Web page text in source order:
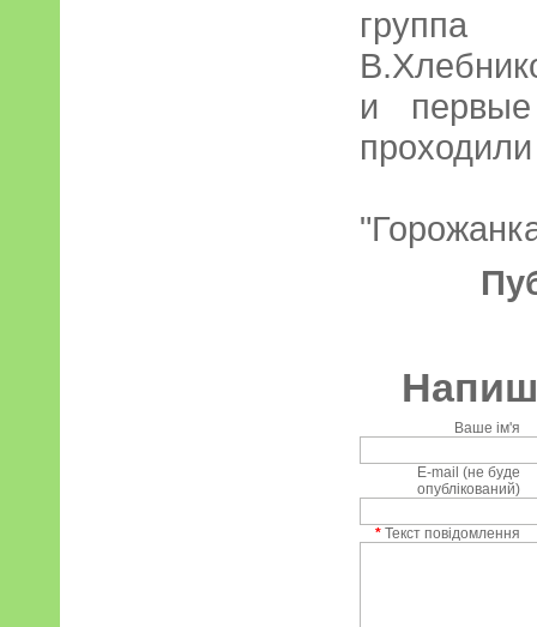
группа
и первые
Ваше ім'я
E-mail (не буде
опублікований)
* Текст повідомлення